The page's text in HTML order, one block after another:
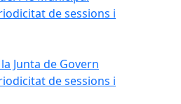
de sessions i
Junta de Govern
de sessions i